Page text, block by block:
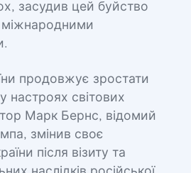
засудив цей буйство
продовжує зростати
настроях світових
Марк Бернс, відомий
змінив своє
після візиту та